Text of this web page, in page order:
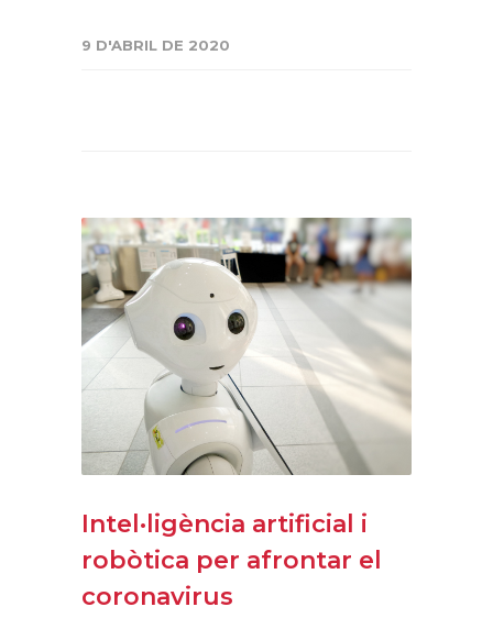
9 D'ABRIL DE 2020
Intel·ligència artificial i
robòtica per afrontar el
coronavirus